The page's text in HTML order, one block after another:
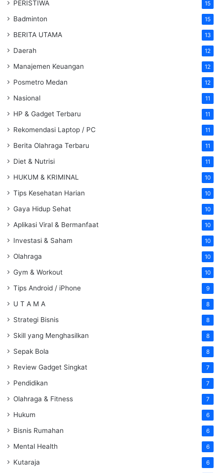
PERISTIWA 15
Badminton 15
BERITA UTAMA 13
Daerah 12
Manajemen Keuangan 12
Posmetro Medan 12
Nasional 11
HP & Gadget Terbaru 11
Rekomendasi Laptop / PC 11
Berita Olahraga Terbaru 11
Diet & Nutrisi 11
HUKUM & KRIMINAL 10
Tips Kesehatan Harian 10
Gaya Hidup Sehat 10
Aplikasi Viral & Bermanfaat 10
Investasi & Saham 10
Olahraga 10
Gym & Workout 10
Tips Android / iPhone 9
U T A M A 8
Strategi Bisnis 8
Skill yang Menghasilkan 8
Sepak Bola 8
Review Gadget Singkat 7
Pendidikan 7
Olahraga & Fitness 7
Hukum 6
Bisnis Rumahan 6
Mental Health 6
Kutaraja 6